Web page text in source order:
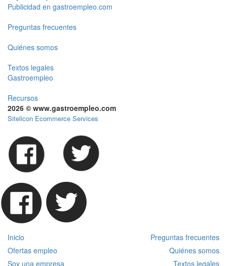
Publicidad en gastroempleo.com
Preguntas frecuentes
Quiénes somos
Textos legales
Gastroempleo
Recursos
2026 © www.gastroempleo.com
Sitelicon Ecommerce Services
Inicio
Preguntas frecuentes
Ofertas empleo
Quiénes somos
Soy una empresa
Textos legales